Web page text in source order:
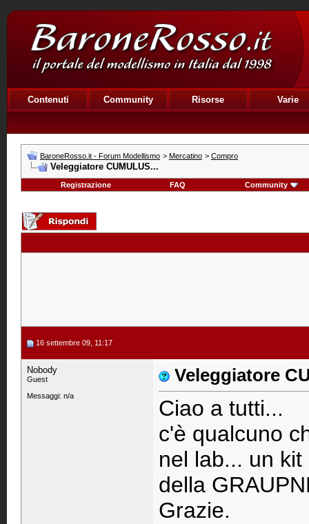
Contenuti Community Risorse Varie
BaroneRosso.it - Forum Modellismo > Mercatino > Compro
Veleggiatore CUMULUS...
Registrazione FAQ Community
16 settembre 09, 11:17
Nobody
Guest
Messaggi: n/a
Veleggiatore
Ciao a tutti...
c'è qualcuno
nel lab... un
della
Grazie.